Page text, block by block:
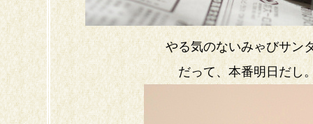
やる気のないみゃびサン
だって、本番明日だし